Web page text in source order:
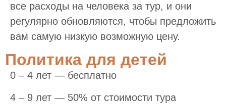
все расходы на человека за тур, и они
регулярно обновляются, чтобы предложить
вам самую низкую возможную цену.
Политика для детей
0 – 4 лет — бесплатно
4 – 9 лет — 50% от стоимости тура